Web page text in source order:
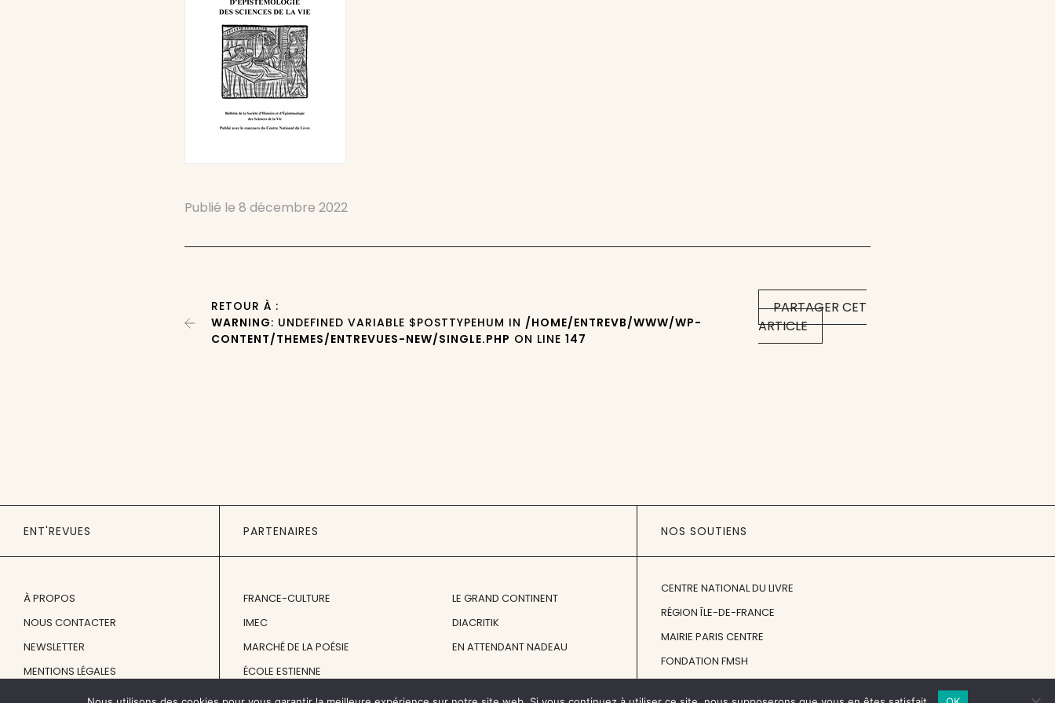
Publié le8 décembre 2022
PARTAGER CET
ARTICLE
RETOUR À :
WARNING: UNDEFINED VARIABLE $POSTTYPEHUM IN /HOME/ENTREVB/WWW/WP-
CONTENT/THEMES/ENTREVUES-NEW/SINGLE.PHP ON LINE147
ENT'REVUES
À PROPOS
NOUS CONTACTER
NEWSLETTER
MENTIONS LÉGALES
PARTENAIRES
FRANCE-CULTURE
IMEC
MARCHÉ DE LA POÉSIE
ÉCOLE ESTIENNE
LE GRAND CONTINENT
DIACRITIK
EN ATTENDANT NADEAU
NOS SOUTIENS
CENTRE NATIONAL DU LIVRE
RÉGION ÎLE-DE-FRANCE
MAIRIE PARIS CENTRE
FONDATION FMSH